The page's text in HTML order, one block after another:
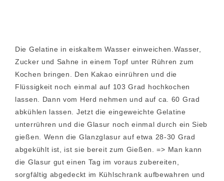
Die Gelatine in eiskaltem Wasser einweichen.Wasser,
Zucker und Sahne in einem Topf unter Rühren zum
Kochen bringen. Den Kakao einrühren und die
Flüssigkeit noch einmal auf 103 Grad hochkochen
lassen. Dann vom Herd nehmen und auf ca. 60 Grad
abkühlen lassen. Jetzt die eingeweichte Gelatine
unterrühren und die Glasur noch einmal durch ein Sieb
gießen. Wenn die Glanzglasur auf etwa 28-30 Grad
abgekühlt ist, ist sie bereit zum Gießen. => Man kann
die Glasur gut einen Tag im voraus zubereiten,
sorgfältig abgedeckt im Kühlschrank aufbewahren und